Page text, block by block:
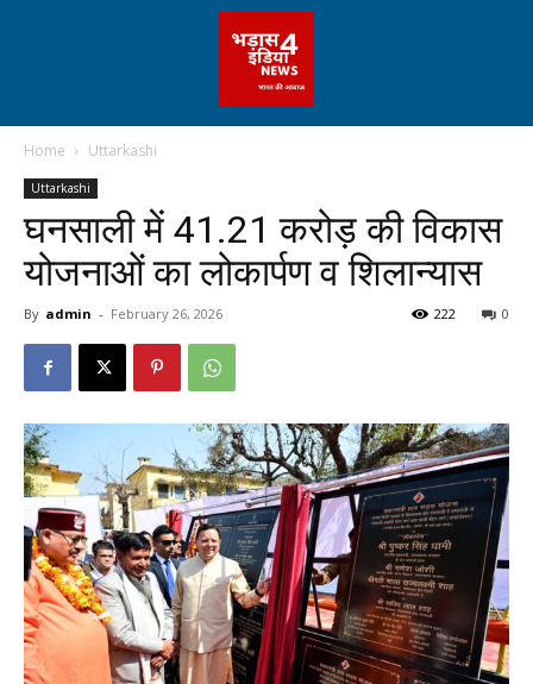
Home Uttarkashi
Uttarkashi
घनसाली में 41.21 करोड़ की विकास
योजनाओं का लोकार्पण व शिलान्यास
By admin - February 26, 2026 0
222